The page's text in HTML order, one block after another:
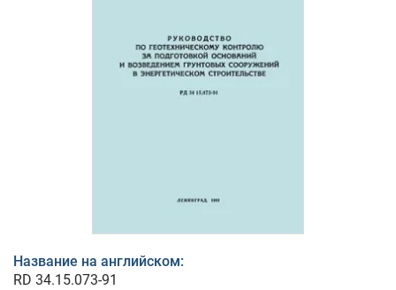
Название на английском:
RD 34.15.073-91